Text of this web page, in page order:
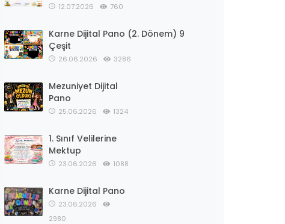
12.07.2026 760
Karne Dijital Pano (2. Dönem) 9
Çeşit
26.06.2026 3286
Mezuniyet Dijital
Pano
25.06.2026 1324
1. Sınıf Velilerine
Mektup
23.06.2026 1088
Karne Dijital Pano
23.06.2026
2980